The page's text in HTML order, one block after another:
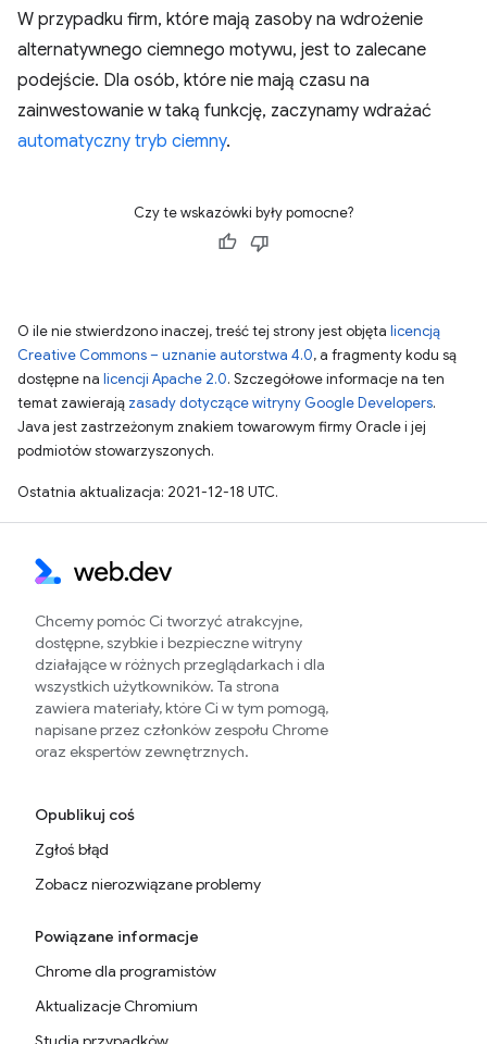
W przypadku firm, które mają zasoby na wdrożenie
alternatywnego ciemnego motywu, jest to zalecane
podejście. Dla osób, które nie mają czasu na
zainwestowanie w taką funkcję, zaczynamy wdrażać
automatyczny tryb ciemny.
Czy te wskazówki były pomocne?
O ile nie stwierdzono inaczej, treść tej strony jest objęta licencją
Creative Commons – uznanie autorstwa 4.0, a fragmenty kodu są
dostępne na licencji Apache 2.0. Szczegółowe informacje na ten
temat zawierają zasady dotyczące witryny Google Developers.
Java jest zastrzeżonym znakiem towarowym firmy Oracle i jej
podmiotów stowarzyszonych.
Ostatnia aktualizacja: 2021-12-18 UTC.
Chcemy pomóc Ci tworzyć atrakcyjne,
dostępne, szybkie i bezpieczne witryny
działające w różnych przeglądarkach i dla
wszystkich użytkowników. Ta strona
zawiera materiały, które Ci w tym pomogą,
napisane przez członków zespołu Chrome
oraz ekspertów zewnętrznych.
Opublikuj coś
Zgłoś błąd
Zobacz nierozwiązane problemy
Powiązane informacje
Chrome dla programistów
Aktualizacje Chromium